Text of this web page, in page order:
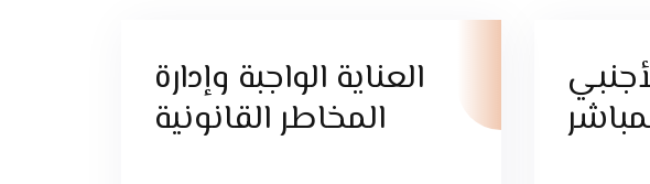
العناية الواجبة وإدارة
المخاطر القانونية